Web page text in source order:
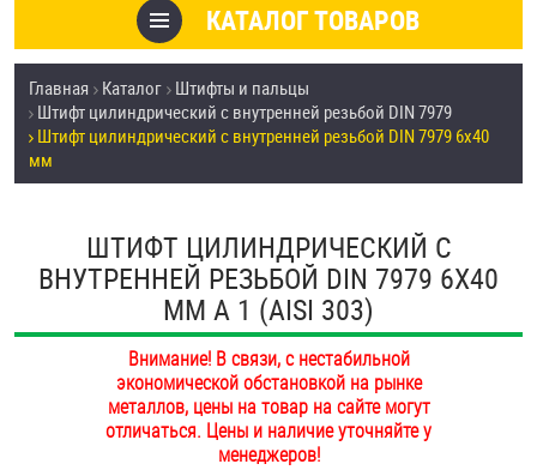
УСЛУГИ
СКИДКИ
ПОКУПАТЕЛЯМ
ОПЛАТА И ДОСТАВКА
НАШИ МАГАЗИНЫ
КАТАЛОГ ТОВАРОВ
Товары со скидкой
Анкеры
Антивандальный крепёж, инструмент
Болты и винты
Дюбели
Главная Каталог Штифты и пальцы
Штифт цилиндрический с внутренней резьбой DIN 7979
Штифт цилиндрический с внутренней резьбой DIN 7979 6х40
мм
ШТИФТ ЦИЛИНДРИЧЕСКИЙ С
ВНУТРЕННЕЙ РЕЗЬБОЙ DIN 7979 6Х40
ММ А 1 (AISI 303)
Внимание! В связи, с нестабильной
экономической обстановкой на рынке
металлов, цены на товар на сайте могут
отличаться. Цены и наличие уточняйте у
менеджеров!